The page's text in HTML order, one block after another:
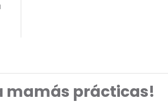
mamás prácticas!